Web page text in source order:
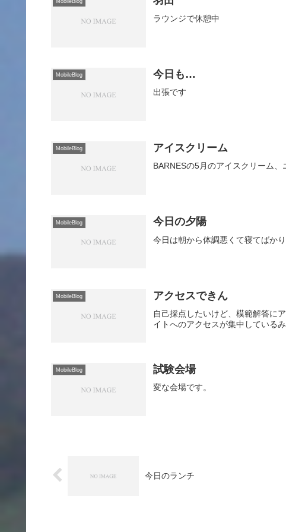
MobileBlog
ラウンジで休憩中
MobileBlog 今日も…
出張です
MobileBlog アイスクリーム
BARNESの5月のアイスクリーム、
MobileBlog 今日の夕陽
今日は朝から体調悪くて寝てばか
MobileBlog アクセスできん
自己採点したいけど、模範解答に
イトへのアクセスが集中しているみ
MobileBlog 試験会場
変な会場です。
今日のランチ